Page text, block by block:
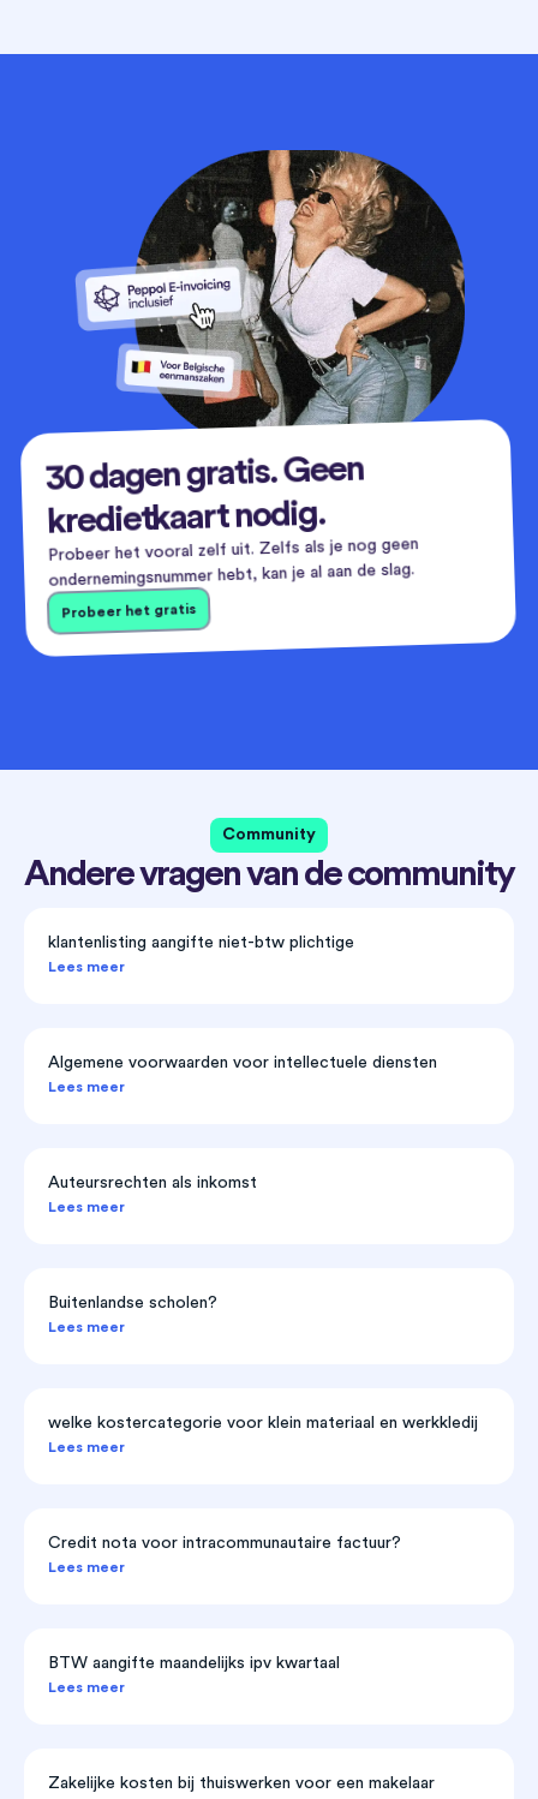
30 dagen gratis. Geen
kredietkaart nodig.
Probeer het vooral zelf uit. Zelfs als je nog geen
ondernemingsnummer hebt, kan je al aan de slag.
Probeer het gratis
Community
Andere vragen van de community
klantenlisting aangifte niet-btw plichtige
Lees meer
Algemene voorwaarden voor intellectuele diensten
Lees meer
Auteursrechten als inkomst
Lees meer
Buitenlandse scholen?
Lees meer
welke kostercategorie voor klein materiaal en werkkledij
Lees meer
Credit nota voor intracommunautaire factuur?
Lees meer
BTW aangifte maandelijks ipv kwartaal
Lees meer
Zakelijke kosten bij thuiswerken voor een makelaar